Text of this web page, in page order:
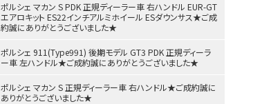
ポルシェ マカン S PDK 正規ディーラー車 右ハンドル EUR-GT
エアロキット ES22インチアルミホイール ESダウンサス★ご成
約誠にありがとうございました★
ポルシェ 911(Type991) 後期モデル GT3 PDK 正規ディーラ
ー車 左ハンドル★ご成約誠にありがとうございました★
ポルシェ マカン S 正規ディーラー車 右ハンドル★ご成約誠に
ありがとうございました★